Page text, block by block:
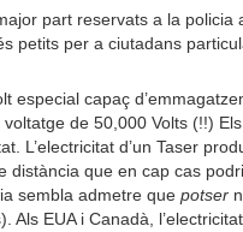
part reservats a la policia
petits per a ciutadans
especial capaç
de 50,000 Volts (!!)
L’electricitat d’un Taser
distància que en cap cas
sembla admetre que potser
Als EUA i Canadà, l’electricitat